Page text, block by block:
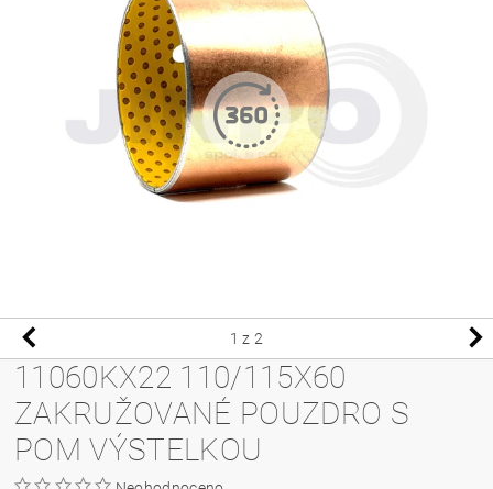
1 z 2
11060KX22 110/115X60
ZAKRUŽOVANÉ POUZDRO S
POM VÝSTELKOU